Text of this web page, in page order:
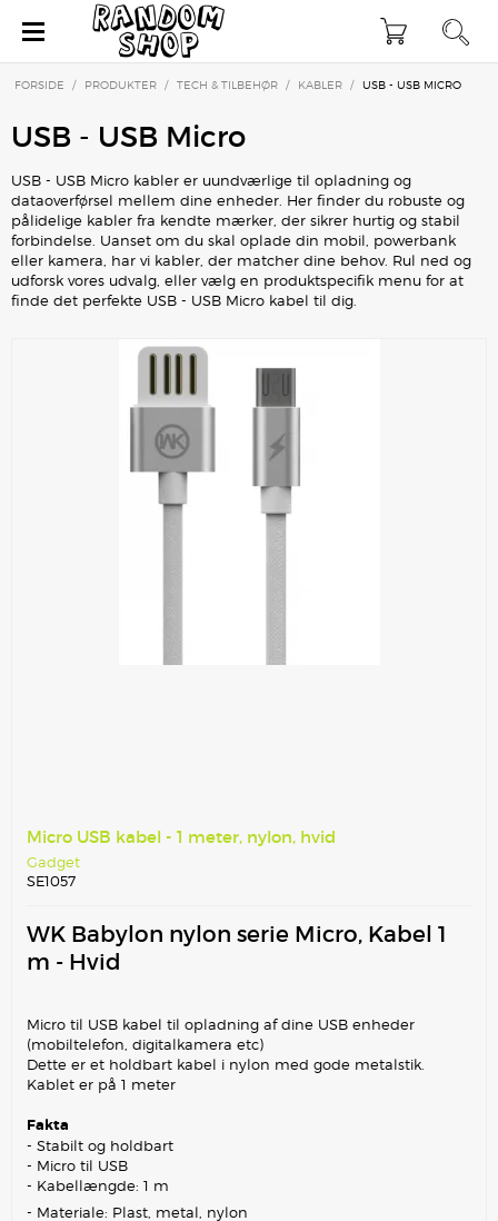
FORSIDE / PRODUKTER / TECH & TILBEHØR / KABLER / USB - USB MICRO
USB - USB Micro
USB - USB Micro kabler er uundværlige til opladning og
dataoverførsel mellem dine enheder. Her finder du robuste og
pålidelige kabler fra kendte mærker, der sikrer hurtig og stabil
forbindelse. Uanset om du skal oplade din mobil, powerbank
eller kamera, har vi kabler, der matcher dine behov. Rul ned og
udforsk vores udvalg, eller vælg en produktspecifik menu for at
finde det perfekte USB - USB Micro kabel til dig.
Micro USB kabel - 1 meter, nylon, hvid
Gadget
SE1057
WK Babylon nylon serie Micro, Kabel 1
m - Hvid
Micro til USB kabel til opladning af dine USB enheder
(mobiltelefon, digitalkamera etc)
Dette er et holdbart kabel i nylon med gode metalstik.
Kablet er på 1 meter
Fakta
- Stabilt og holdbart
- Micro til USB
- Kabellængde: 1 m
- Materiale: Plast, metal, nylon